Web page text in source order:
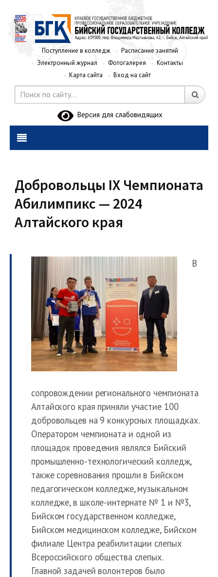
Поступление в колледж
Расписание занятий
Электронный журнал
Фотогалерея
Контакты
Карта сайта
Вход на сайт
Версия для слабовидящих
Добровольцы IX Чемпионата
Абилимпикс — 2024
Алтайского края
В
сопровождении регионального чемпионата
Алтайского края приняли участие 100
добровольцев на 9 конкурсных площадках.
Оператором чемпионата и одной из
площадок проведения являлся Бийский
промышленно-технологический колледж,
также соревнования прошли в Бийском
педагогическом колледже, музыкальном
колледже, в школе-интернате № 1 и №3,
Бийском государственном колледже,
Бийском медицинском колледже, Бийском
филиале Центра реабилитации слепых
Всероссийского общества слепых.
Главной задачей волонтеров было